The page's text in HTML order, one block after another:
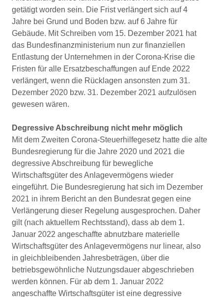
getätigt worden sein. Die Frist verlängert sich auf 4
Jahre bei Grund und Boden bzw. auf 6 Jahre für
Gebäude. Mit Schreiben vom 15. Dezember 2021 hat
das Bundesfinanzministerium nun zur finanziellen
Entlastung der Unternehmen in der Corona-Krise die
Fristen für alle Ersatzbeschaffungen auf Ende 2022
verlängert, wenn die Rücklagen ansonsten zum 31.
Dezember 2020 bzw. 31. Dezember 2021 aufzulösen
gewesen wären.
Degressive Abschreibung nicht mehr möglich
Mit dem Zweiten Corona-Steuerhilfegesetz hatte die alte
Bundesregierung für die Jahre 2020 und 2021 die
degressive Abschreibung für bewegliche
Wirtschaftsgüter des Anlagevermögens wieder
eingeführt. Die Bundesregierung hat sich im Dezember
2021 in ihrem Bericht an den Bundesrat gegen eine
Verlängerung dieser Regelung ausgesprochen. Daher
gilt (nach aktuellem Rechtsstand), dass ab dem 1.
Januar 2022 angeschaffte abnutzbare materielle
Wirtschaftsgüter des Anlagevermögens nur linear, also
in gleichbleibenden Jahresbeträgen, über die
betriebsgewöhnliche Nutzungsdauer abgeschrieben
werden können. Für ab dem 1. Januar 2022
angeschaffte Wirtschaftsgüter ist eine degressive